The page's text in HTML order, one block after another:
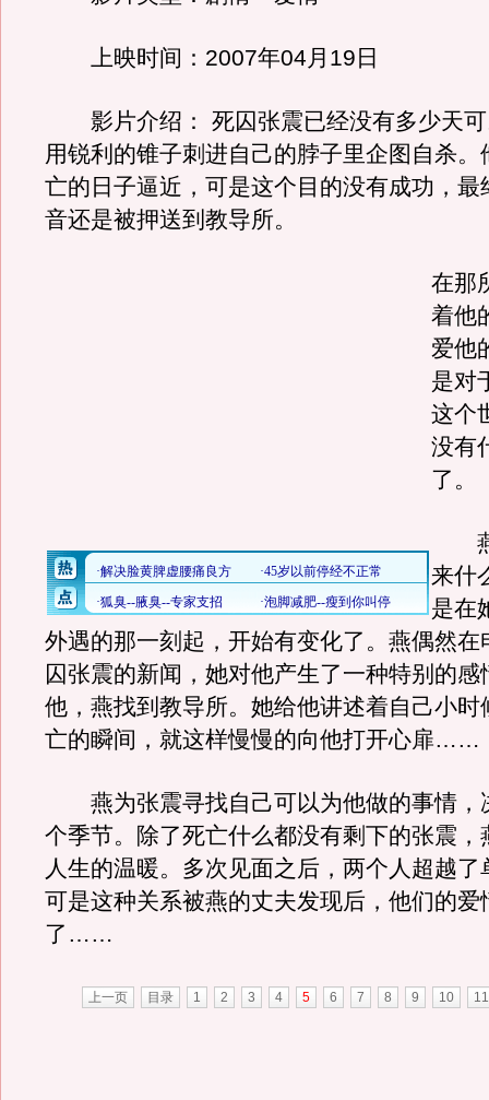
上映时间：2007年04月19日
影片介绍： 死囚张震已经没有多少天可
用锐利的锥子刺进自己的脖子里企图自杀。
亡的日子逼近，可是这个目的没有成功，最
音还是被押送到教导所。
在那
着他
爱他
是对
这个
没有
了。
燕
来什
是在
外遇的那一刻起，开始有变化了。燕偶然在
囚张震的新闻，她对他产生了一种特别的感
他，燕找到教导所。她给他讲述着自己小时
亡的瞬间，就这样慢慢的向他打开心扉……
燕为张震寻找自己可以为他做的事情，
个季节。除了死亡什么都没有剩下的张震，
人生的温暖。多次见面之后，两个人超越了
可是这种关系被燕的丈夫发现后，他们的爱
了……
上一页 目录 1 2 3 4 5 6 7 8 9 10 11